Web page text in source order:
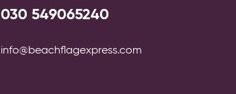
030 549065240
info@beachflagexpress.com